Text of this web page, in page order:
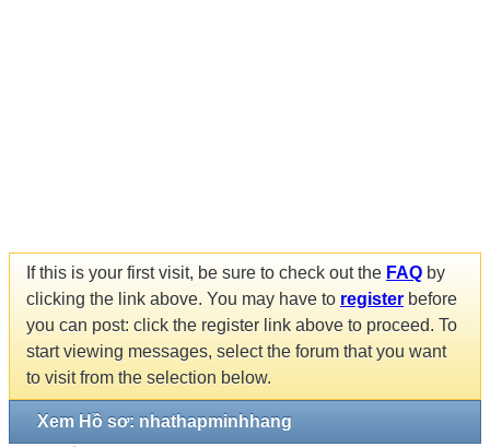
If this is your first visit, be sure to check out the FAQ by
clicking the link above. You may have to register before
you can post: click the register link above to proceed. To
start viewing messages, select the forum that you want
to visit from the selection below.
Xem Hồ sơ: nhathapminhhang